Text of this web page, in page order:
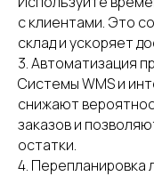
с клиентами. Это
склад и ускоряет
3. Автоматизация
Системы WMS и
снижают
заказов и
остатки.
4. Перепланировка
Не знаете, с
работу с
бесплатно